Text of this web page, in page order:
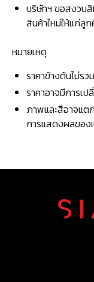
บริษัทฯ ขอสงวน
สินค้าใหม่ให้แก่ลูก
หมายเหตุ
ราคาข้างต้นไม่ร
ราคาอาจมีการเ
ภาพและสีอาจแต
การแสดงผลของ